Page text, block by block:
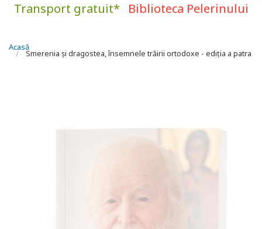
Transport gratuit* Biblioteca Pelerinului
Eşti aici
Acasă
Smerenia și dragostea, însemnele trăirii ortodoxe - ediția a patra